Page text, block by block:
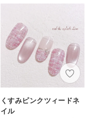
くすみピンクツィードネ
イル